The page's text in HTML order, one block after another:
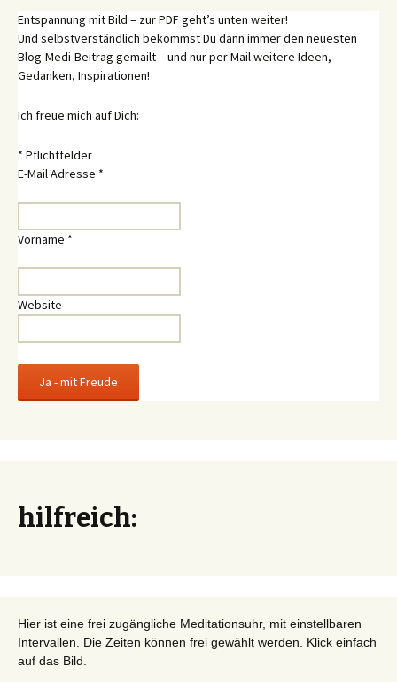
Entspannung mit Bild – zur PDF geht’s unten weiter!
Und selbstverständlich bekommst Du dann immer den neuesten
Blog-Medi-Beitrag gemailt – und nur per Mail weitere Ideen,
Gedanken, Inspirationen!
Ich freue mich auf Dich:
* Pflichtfelder
E-Mail Adresse *
Vorname *
Website
hilfreich:
Hier ist eine frei zugängliche Meditationsuhr, mit einstellbaren
Intervallen. Die Zeiten können frei gewählt werden. Klick einfach
auf das Bild.